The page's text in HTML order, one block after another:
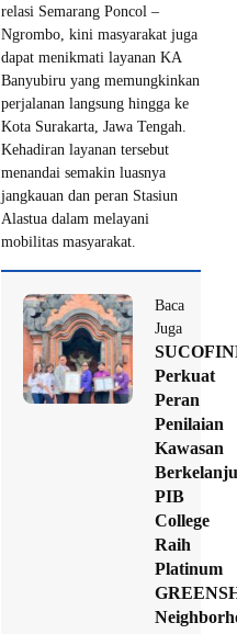
relasi Semarang Poncol –
Ngrombo, kini masyarakat juga
dapat menikmati layanan KA
Banyubiru yang memungkinkan
perjalanan langsung hingga ke
Kota Surakarta, Jawa Tengah.
Kehadiran layanan tersebut
menandai semakin luasnya
jangkauan dan peran Stasiun
Alastua dalam melayani
mobilitas masyarakat.
Baca
Juga
Perkuat
Peran
Penilaian
Kawasan
PIB
College
Raih
Platinum